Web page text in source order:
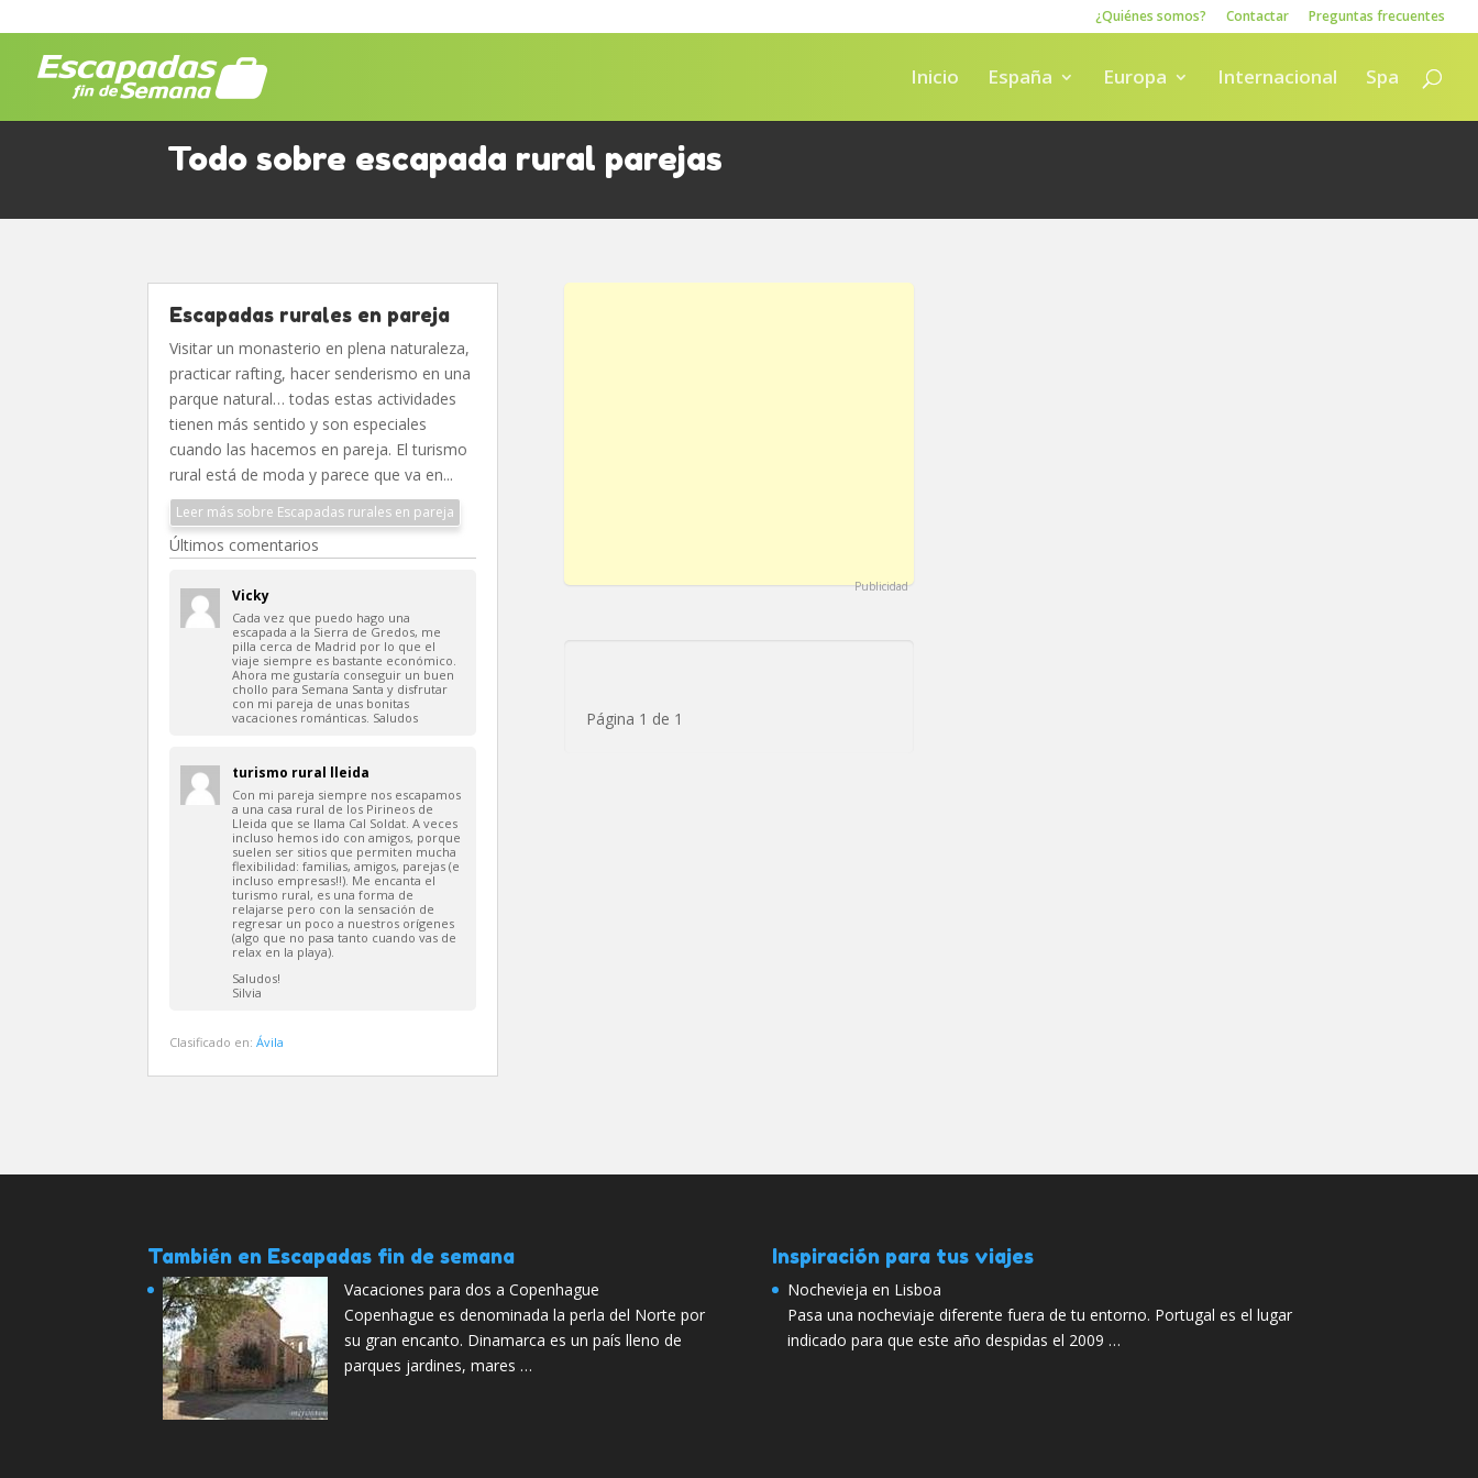
¿Quiénes somos? Contactar Preguntas frecuentes
Inicio España Europa Internacional Spa
Todo sobre escapada rural parejas
Escapadas rurales en pareja
Visitar un monasterio en plena naturaleza,
practicar rafting, hacer senderismo en una
parque natural… todas estas actividades
tienen más sentido y son especiales
cuando las hacemos en pareja. El turismo
rural está de moda y parece que va en...
Leer más sobre Escapadas rurales en pareja
Últimos comentarios
Vicky
Cada vez que puedo hago una
escapada a la Sierra de Gredos, me
pilla cerca de Madrid por lo que el
viaje siempre es bastante económico.
Ahora me gustaría conseguir un buen
chollo para Semana Santa y disfrutar
con mi pareja de unas bonitas
vacaciones románticas. Saludos
turismo rural lleida
Con mi pareja siempre nos escapamos
a una casa rural de los Pirineos de
Lleida que se llama Cal Soldat. A veces
incluso hemos ido con amigos, porque
suelen ser sitios que permiten mucha
flexibilidad: familias, amigos, parejas (e
incluso empresas!!). Me encanta el
turismo rural, es una forma de
relajarse pero con la sensación de
regresar un poco a nuestros orígenes
(algo que no pasa tanto cuando vas de
relax en la playa).
Saludos!
Silvia
Clasificado en:Ávila
Publicidad
Página 1 de 1
También en Escapadas fin de semana
Vacaciones para dos a Copenhague
Copenhague es denominada la perla del Norte por
su gran encanto. Dinamarca es un país lleno de
parques jardines, mares …
Inspiración para tus viajes
Nochevieja en Lisboa
Pasa una nocheviaje diferente fuera de tu entorno. Portugal es el lugar
indicado para que este año despidas el 2009 …